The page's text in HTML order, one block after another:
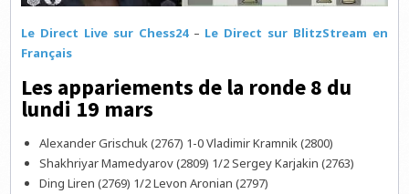
Le Direct Live sur Chess24 – Le Direct sur BlitzStream en
Français
Les appariements de la ronde 8 du
lundi 19 mars
Alexander Grischuk (2767) 1-0 Vladimir Kramnik (2800)
Shakhriyar Mamedyarov (2809) 1/2 Sergey Karjakin (2763)
Ding Liren (2769) 1/2 Levon Aronian (2797)